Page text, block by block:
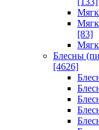
[83]
Блесны
[4626]